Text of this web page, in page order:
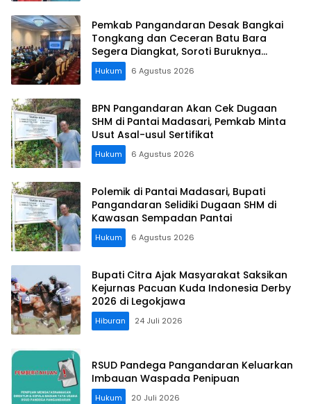
Pemkab Pangandaran Desak Bangkai
Tongkang dan Ceceran Batu Bara
Segera Diangkat, Soroti Buruknya
Koordinasi Perusahaan
Hukum 6 Agustus 2026
BPN Pangandaran Akan Cek Dugaan
SHM di Pantai Madasari, Pemkab Minta
Usut Asal-usul Sertifikat
Hukum 6 Agustus 2026
Polemik di Pantai Madasari, Bupati
Pangandaran Selidiki Dugaan SHM di
Kawasan Sempadan Pantai
Hukum 6 Agustus 2026
Bupati Citra Ajak Masyarakat Saksikan
Kejurnas Pacuan Kuda Indonesia Derby
2026 di Legokjawa
Hiburan 24 Juli 2026
RSUD Pandega Pangandaran Keluarkan
Imbauan Waspada Penipuan
Hukum 20 Juli 2026